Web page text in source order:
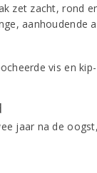
zet zacht, rond
aanhoudende
vis en
jaar na de